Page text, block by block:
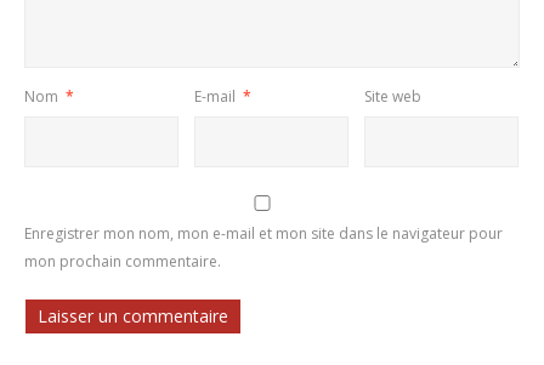
Nom * E-mail * Site web
Enregistrer mon nom, mon e-mail et mon site dans le navigateur pour
mon prochain commentaire.